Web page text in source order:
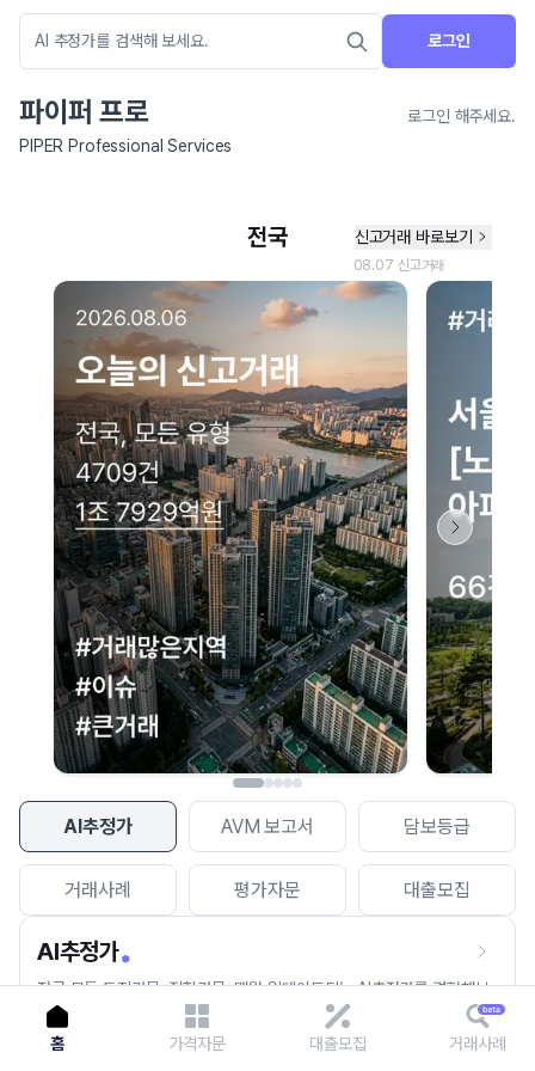
로그인
파이퍼 프로
로그인 해주세요.
PIPER Professional Services
AI추정가 AVM 보고서 담보등급
거래사례 평가자문 대출모집
AI추정가
전국 모든 토지건물, 집합건물, 매월 업데이트되는 AI추정가를 경험해보
세요.
네이버 지도 연결 안내
현재 네이버 지도 연결이 원활하지 않아 지도를 불러올 수 없습니다.
이용에 불편을 드려 죄송합니다.
다시 시도
홈 가격자문 대출모집 거래사례